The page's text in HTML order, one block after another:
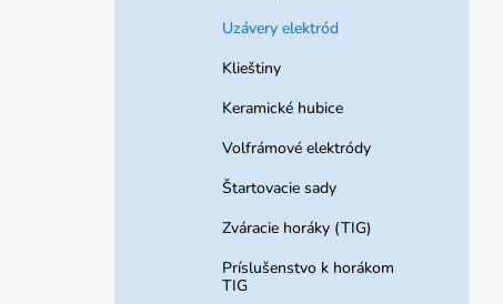
Uzávery elektród
Klieštiny
Keramické hubice
Volfrámové elektródy
Štartovacie sady
Zváracie horáky (TIG)
Príslušenstvo k horákom
TIG